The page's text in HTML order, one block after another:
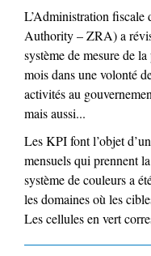
L’Administration fiscale
Authority – ZRA) a
système de mesure de
mois dans une volonté
activités au
mais aussi...
Les KPI font l’objet
mensuels qui prennent
système de couleurs a
les domaines où les
Les cellules en vert